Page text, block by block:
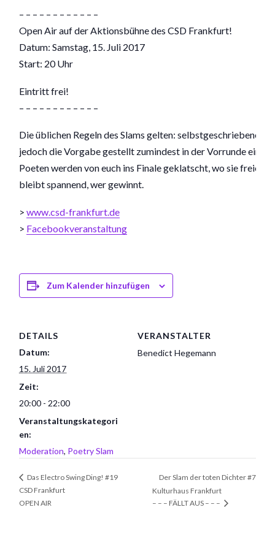
– – – – – – – – – – – –
Open Air auf der Aktionsbühne des CSD Frankfurt!
Datum: Samstag, 15. Juli 2017
Start: 20 Uhr
Eintritt frei!
– – – – – – – – – – – –
Die üblichen Regeln des Slams gelten: selbstgeschriebener
jedoch die Vorgabe gestellt zumindest in der Vorrunde
Poeten werden von euch ins Finale geklatscht, wo sie freie
bleibt spannend, wer gewinnt.
>www.csd-frankfurt.de
> Facebookveranstaltung
Zum Kalender hinzufügen
DETAILS
Datum:
15. Juli 2017
Zeit:
20:00 - 22:00
Veranstaltungskategori
en:
Moderation, Poetry Slam
VERANSTALTER
Benedict Hegemann
Das Electro Swing Ding! #19
CSD Frankfurt
OPEN AIR
Der Slam der toten Dichter #7
Kulturhaus Frankfurt
– – – FÄLLT AUS – – –